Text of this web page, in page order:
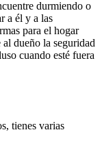
durmiendo o
a él y a las
para el hogar
dueño la seguridad
cuando esté fuera
tienes varias